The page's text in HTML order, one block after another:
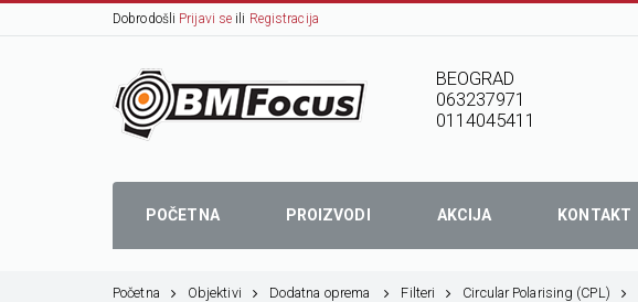
Dobrodošli Prijavi se ili Registracija
BEOGRAD
063237971
0114045411
POČETNA PROIZVODI AKCIJA KONTAKT
Početna Objektivi Dodatna oprema Filteri Circular Polarising (CPL)